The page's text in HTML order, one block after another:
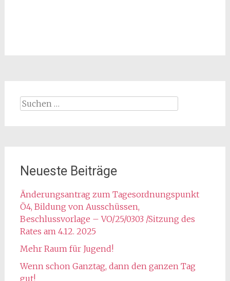
Suchen
Neueste Beiträge
Änderungsantrag zum Tagesordnungspunkt
Ö4, Bildung von Ausschüssen,
Beschlussvorlage – VO/25/0303 /Sitzung des
Rates am 4.12. 2025
Mehr Raum für Jugend!
Wenn schon Ganztag, dann den ganzen Tag
gut!